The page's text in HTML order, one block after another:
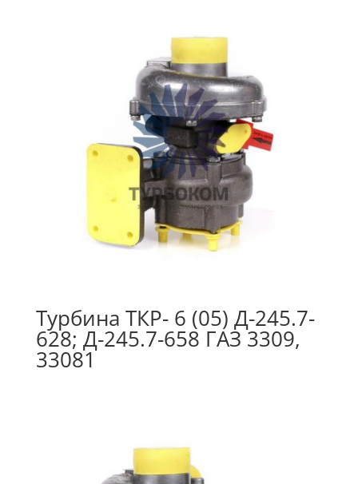
Турбина ТКР- 6 (05) Д-245.7-
628; Д-245.7-658 ГАЗ 3309,
33081